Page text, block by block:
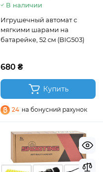
В наличии
Игрушечный автомат с
мягкими шарами на
батарейке, 52 см (BIG503)
680 ₴
Купить
24 на бонусний рахунок